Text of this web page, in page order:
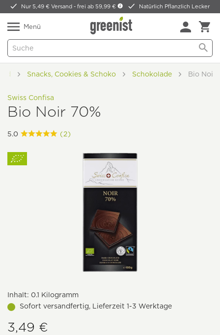
Nur 5,49 € Versand -frei ab 59,99 € Natürlich Pflanzlich Lecker
Menü
Snacks, Cookies & Schoko Schokolade Bio Noir
Swiss Confisa
Bio Noir 70%
5.0 (2)
Inhalt: 0.1 Kilogramm
Sofort versandfertig, Lieferzeit 1-3 Werktage
3,49 €